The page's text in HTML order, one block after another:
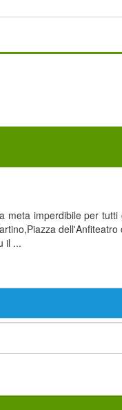
meta imperdibile per
il ...